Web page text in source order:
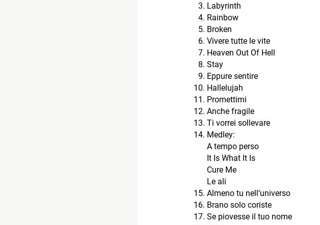
Labyrinth
Rainbow
Broken
Vivere tutte le vite
Heaven Out Of Hell
Stay
Eppure sentire
Hallelujah
Promettimi
Anche fragile
Ti vorrei sollevare
Medley:
A tempo perso
It Is What It Is
Cure Me
Le ali
Almeno tu nell’universo
Brano solo coriste
Se piovesse il tuo nome